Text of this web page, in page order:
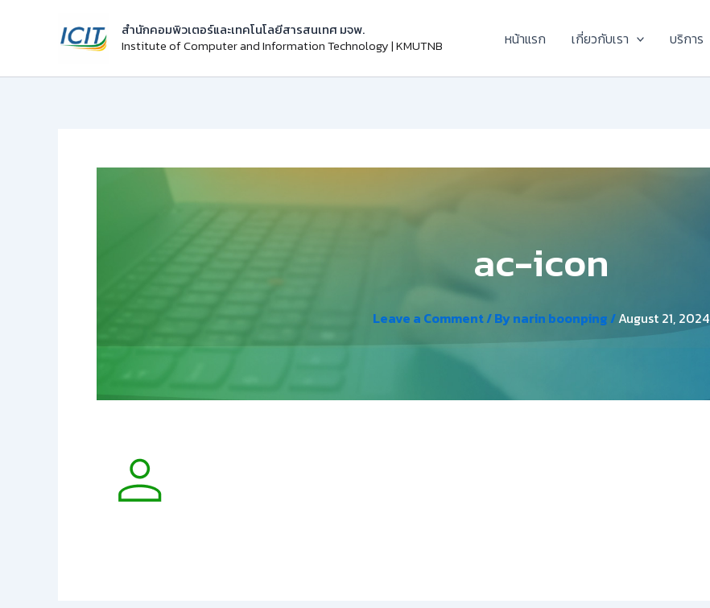
สำนักคอมพิวเตอร์และเทคโนโลยีสารสนเทศ มจพ.
Institute of Computer and Information Technology | KMUTNB
หน้าแรก เกี่ยวกับเรา บริการ
ac-icon
Leave a Comment/ Bynarin boonping/August 21, 2024